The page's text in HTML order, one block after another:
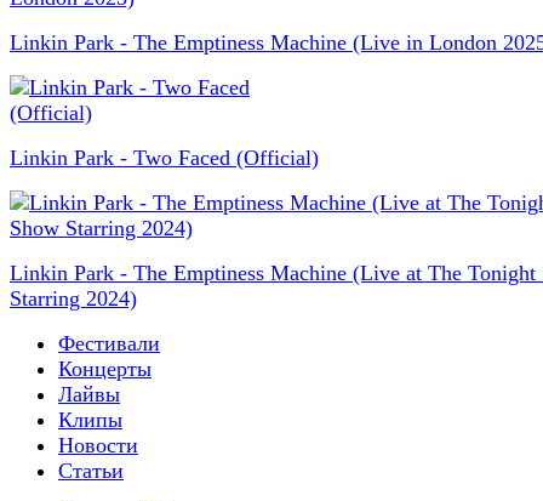
Linkin Park - The Emptiness Machine (Live in London
Linkin Park - Two Faced (Official)
Linkin Park - The Emptiness Machine (Live at The Tonight
Starring 2024)
Фестивали
Концерты
Лайвы
Клипы
Новости
Статьи